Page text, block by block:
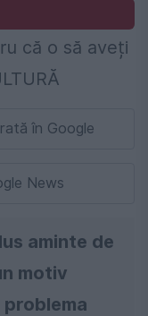
în Google
News
aminte de
motiv